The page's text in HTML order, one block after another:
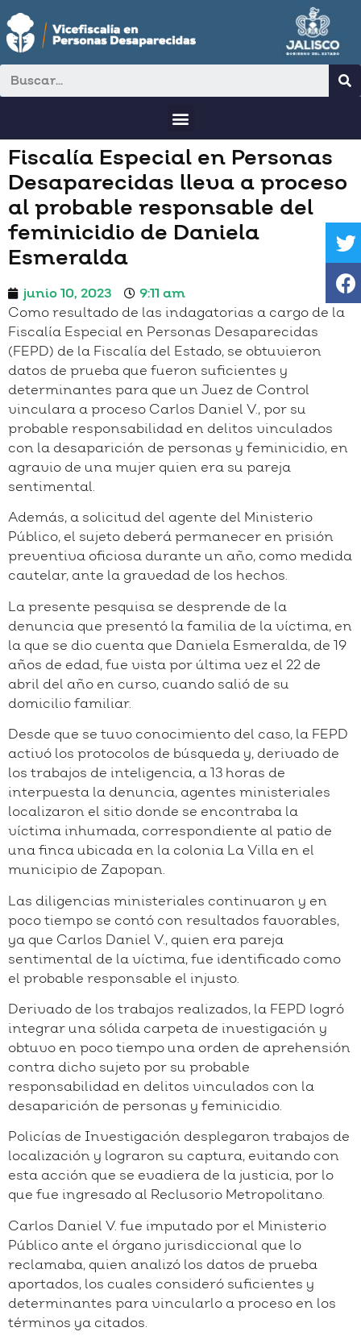
Fiscalía Especial en Personas
Desaparecidas lleva a proceso
al probable responsable del
feminicidio de Daniela
Esmeralda
junio 10, 2023
9:11 am
Como resultado de las indagatorias a cargo de la
Fiscalía Especial en Personas Desaparecidas
(FEPD) de la Fiscalía del Estado, se obtuvieron
datos de prueba que fueron suficientes y
determinantes para que un Juez de Control
vinculara a proceso Carlos Daniel V., por su
probable responsabilidad en delitos vinculados
con la desaparición de personas y feminicidio, en
agravio de una mujer quien era su pareja
sentimental.
Además, a solicitud del agente del Ministerio
Público, el sujeto deberá permanecer en prisión
preventiva oficiosa durante un año, como medida
cautelar, ante la gravedad de los hechos.
La presente pesquisa se desprende de la
denuncia que presentó la familia de la víctima, en
la que se dio cuenta que Daniela Esmeralda, de 19
años de edad, fue vista por última vez el 22 de
abril del año en curso, cuando salió de su
domicilio familiar.
Desde que se tuvo conocimiento del caso, la FEPD
activó los protocolos de búsqueda y, derivado de
los trabajos de inteligencia, a 13 horas de
interpuesta la denuncia, agentes ministeriales
localizaron el sitio donde se encontraba la
víctima inhumada, correspondiente al patio de
una finca ubicada en la colonia La Villa en el
municipio de Zapopan.
Las diligencias ministeriales continuaron y en
poco tiempo se contó con resultados favorables,
ya que Carlos Daniel V., quien era pareja
sentimental de la víctima, fue identificado como
el probable responsable el injusto.
Derivado de los trabajos realizados, la FEPD logró
integrar una sólida carpeta de investigación y
obtuvo en poco tiempo una orden de aprehensión
contra dicho sujeto por su probable
responsabilidad en delitos vinculados con la
desaparición de personas y feminicidio.
Policías de Investigación desplegaron trabajos de
localización y lograron su captura, evitando con
esta acción que se evadiera de la justicia, por lo
que fue ingresado al Reclusorio Metropolitano.
Carlos Daniel V. fue imputado por el Ministerio
Público ante el órgano jurisdiccional que lo
reclamaba, quien analizó los datos de prueba
aportados, los cuales consideró suficientes y
determinantes para vincularlo a proceso en los
términos ya citados.